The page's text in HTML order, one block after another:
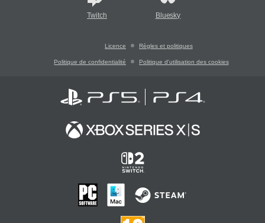
Twitch Bluesky
Licence Règles et politiques
Politique de confidentialité Politique d'utilisation des cookies